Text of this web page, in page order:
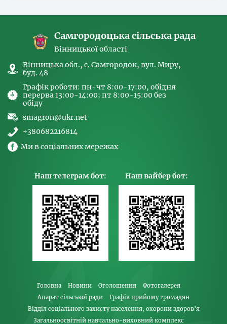
Самгородоцька сільська рада
Вінницької області
Вінницька обл., с. Самгородок, вул. Миру,
буд. 48
Графік роботи: пн-чт 8:00-17:00, обідня
перерва 13:00-14:00; пт 8:00-15:00 без
обіду
smagron@ukr.net
+380682216814
Ми в соціальних мережах
Наш телеграм бот: Наш вайбер бот:
Головна Новини Оголошення
Фотогалерея
Апарат сільської ради
Графік прийому громадян
Відділ соціального захисту населення, охорони здоров’я
Загальноосвітній навчально-виховний комплекс